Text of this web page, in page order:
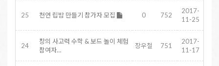
25 천연 립밤 만들기 참가자 모집 0 752
2017-
11-25
24
창의 사고력 수학 & 보드 놀이 체험
참여자…
장우철 751
2017-
11-17